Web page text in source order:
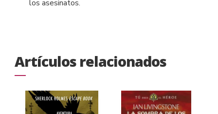
los asesinatos.
Artículos relacionados